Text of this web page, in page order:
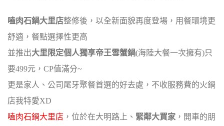
嗑肉石鍋大里店整修後，以全新面貌再度登場，用餐環境更
舒適，餐點選擇性更高
並推出大里限定個人獨享帝王雪蟹鍋(海陸大餐一次擁有)只
要499元，CP值滿分~
更是家人、公司尾牙聚餐首選的好去處，不收服務費的火鍋
店我特愛XD
嗑肉石鍋大里店 ，位於在大明路上、 緊鄰大買家 ，開車的朋